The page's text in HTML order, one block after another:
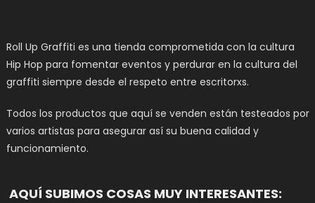
Roll Up Graffiti es una tienda comprometida con la cultura
Hip Hop para fomentar eventos y perdurar en la cultura del
graffiti siempre desde el respeto entre escritorxs.
Todos los productos que aquí se venden están testeados por
varios artistas para asegurar así su buena calidad y
funcionamiento.
AQUÍ SUBIMOS COSAS MUY INTERESANTES: